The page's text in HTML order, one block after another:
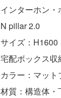
インターホン
N pillar 2.0
サイズ：H1600
宅配ボックス
カラー：マット
材質：構造体・